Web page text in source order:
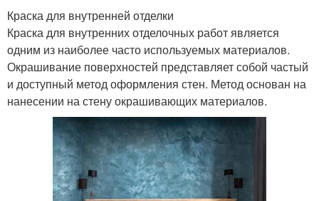
Краска для внутренней отделки
Краска для внутренних отделочных работ является
одним из наиболее часто используемых материалов.
Окрашивание поверхностей представляет собой частый
и доступный метод оформления стен. Метод основан на
нанесении на стену окрашивающих материалов.